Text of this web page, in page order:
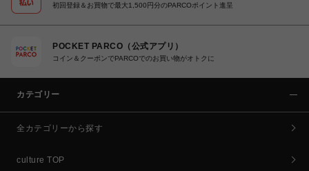
初回登録＆お買物で最大1,500円分のPARCOポイント進呈
POCKET PARCO（公式アプリ）
コイン＆クーポンでPARCOでのお買い物がオトクに
カテゴリー
全カテゴリーから探す
culture TOP